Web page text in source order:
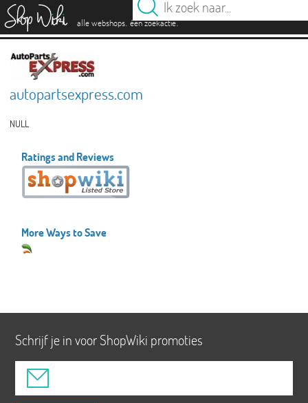
alle webshops. één zoekactie.
autopartsexpress.com
NULL
Ratings and Reviews
More Ways to Save
Schrijf je in voor ShopWiki promoties